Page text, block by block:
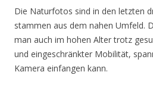
Die Naturfotos sind in den letzten
stammen aus dem nahen Umfeld.
man auch im hohen Alter trotz
und eingeschränkter Mobilität,
Kamera einfangen kann.